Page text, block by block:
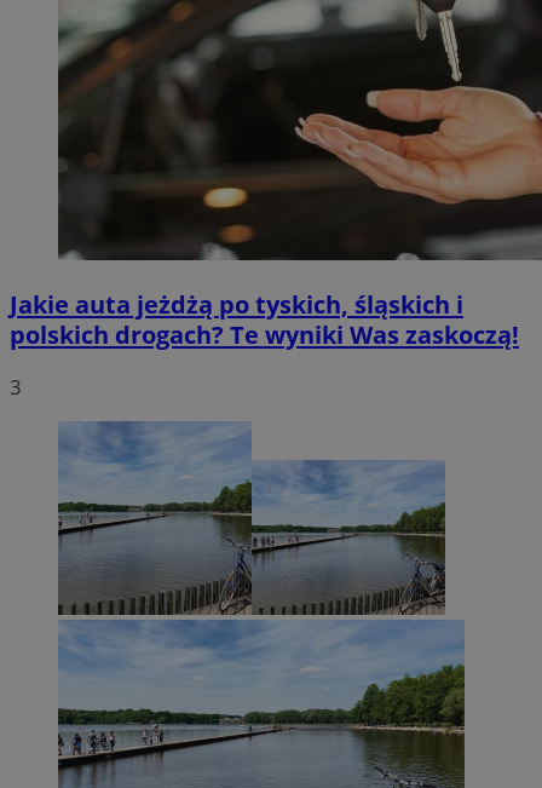
Jakie auta jeżdżą po tyskich, śląskich i
polskich drogach? Te wyniki Was zaskoczą!
3